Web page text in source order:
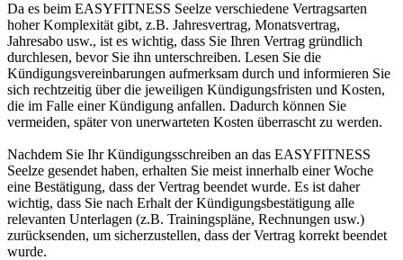
Da es beim EASYFITNESS Seelze verschiedene Vertragsarten
hoher Komplexität gibt, z.B. Jahresvertrag, Monatsvertrag,
Jahresabo usw., ist es wichtig, dass Sie Ihren Vertrag gründlich
durchlesen, bevor Sie ihn unterschreiben. Lesen Sie die
Kündigungsvereinbarungen aufmerksam durch und informieren Sie
sich rechtzeitig über die jeweiligen Kündigungsfristen und Kosten,
die im Falle einer Kündigung anfallen. Dadurch können Sie
vermeiden, später von unerwarteten Kosten überrascht zu werden.
Nachdem Sie Ihr Kündigungsschreiben an das EASYFITNESS
Seelze gesendet haben, erhalten Sie meist innerhalb einer Woche
eine Bestätigung, dass der Vertrag beendet wurde. Es ist daher
wichtig, dass Sie nach Erhalt der Kündigungsbestätigung alle
relevanten Unterlagen (z.B. Trainingspläne, Rechnungen usw.)
zurücksenden, um sicherzustellen, dass der Vertrag korrekt beendet
wurde.